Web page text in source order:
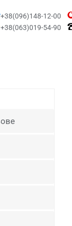
+38(096)148-12-00
+38(063)019-54-90